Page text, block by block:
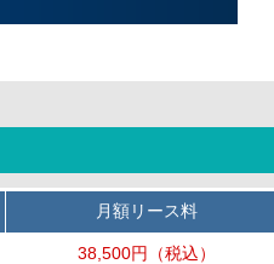
月額リース料
38,500円 （税込）